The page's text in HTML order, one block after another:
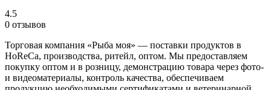
4.5
0 отзывов
Торговая компания «Рыба моя» — поставки продуктов в
HoReCa, производства, ритейл, оптом. Мы предоставляем
покупку оптом и в розницу, демонстрацию товара через фото-
и видеоматериалы, контроль качества, обеспечиваем